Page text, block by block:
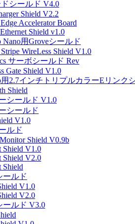
シールド V4.0
Shield V2.2
Accelerator Board
Shield v1.0
Nano用Groveシールド
WireLess Shield V1.0
サーボシールド Rev
Gate Shield V1.0
用2.7インチトリプルカラーEリンク
Shield
シールド V1.0
シールド
V1.0
ルド
Shield V0.9b
Shield V1.0
Shield V2.0
Shield
ールド
V1.0
V2.0
ールド V3.0